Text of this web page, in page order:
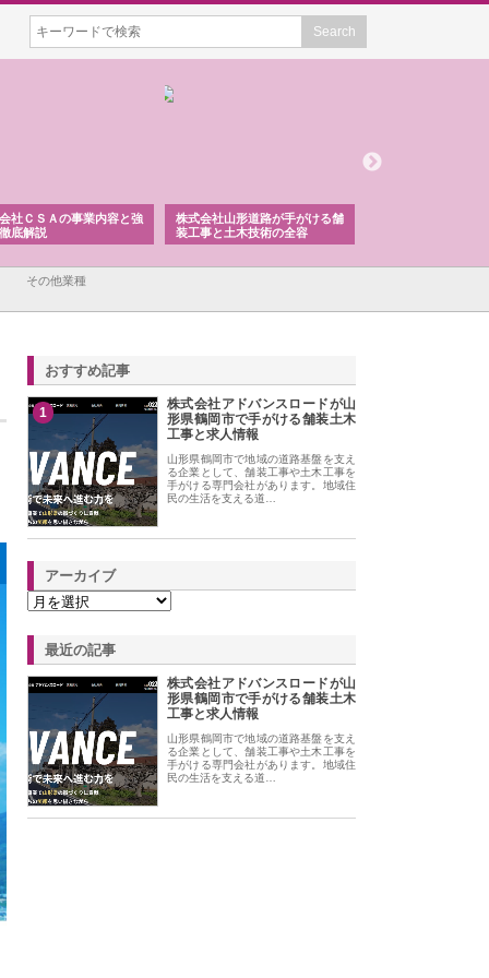
社ＣＳＡの事業内容と強
底解説
株式会社山形道路が手がける舗
装工事と土木技術の全容
その他業種
おすすめ記事
1
株式会社アドバンスロードが山
形県鶴岡市で手がける舗装土木
工事と求人情報
山形県鶴岡市で地域の道路基盤を支え
る企業として、舗装工事や土木工事を
手がける専門会社があります。地域住
民の生活を支える道…
アーカイブ
最近の記事
株式会社アドバンスロードが山
形県鶴岡市で手がける舗装土木
工事と求人情報
山形県鶴岡市で地域の道路基盤を支え
る企業として、舗装工事や土木工事を
手がける専門会社があります。地域住
民の生活を支える道…